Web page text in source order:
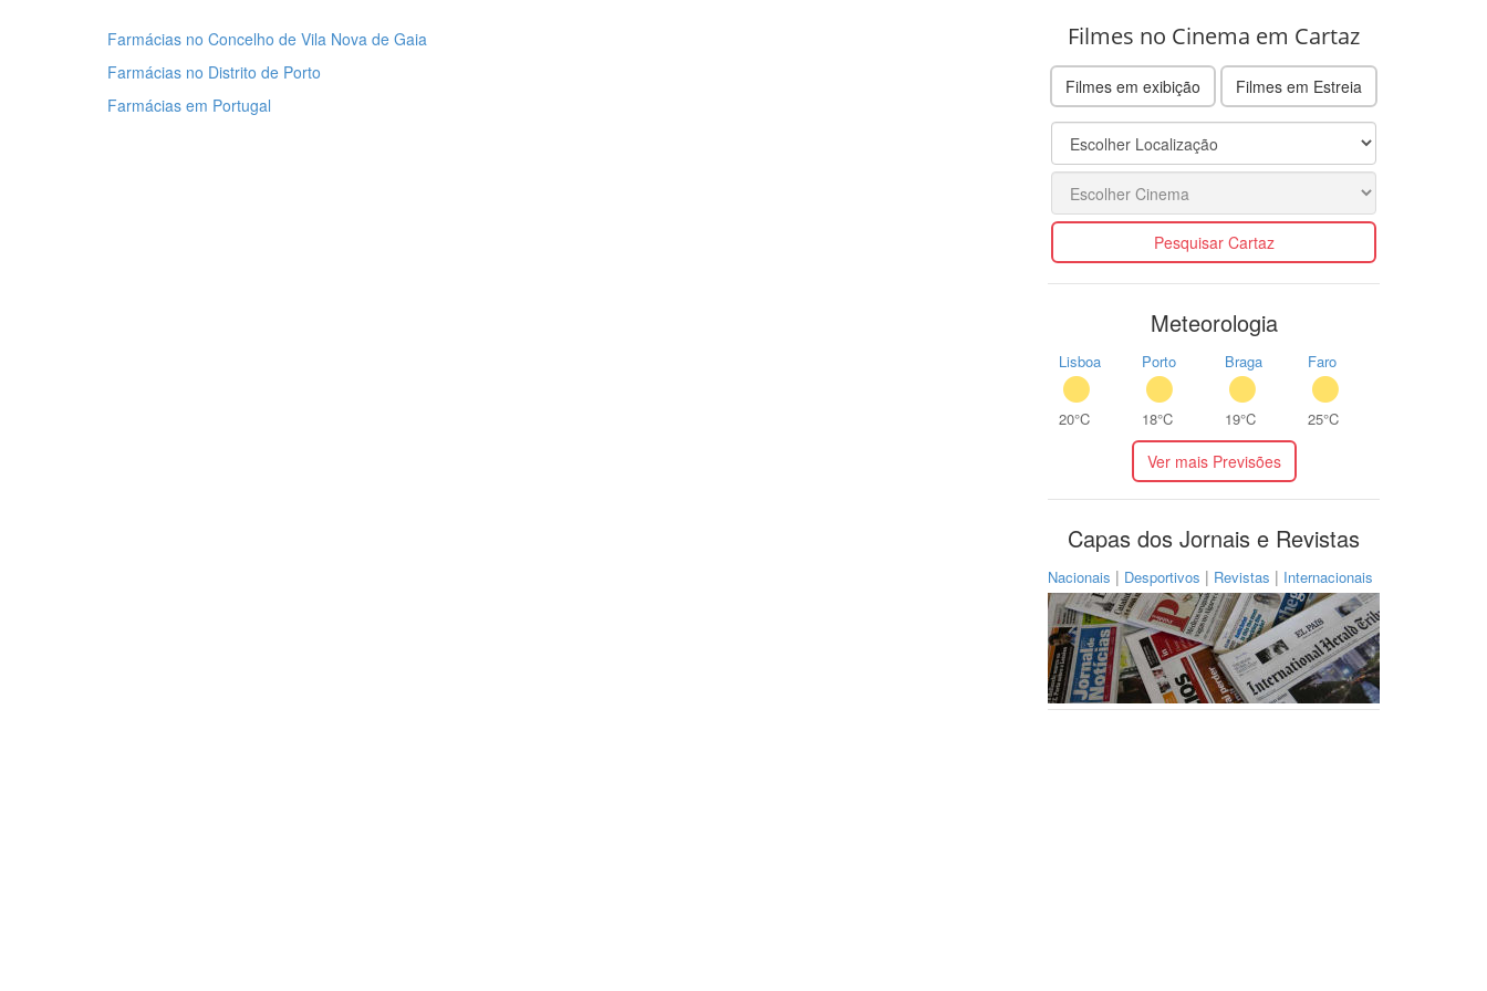
Farmácias no Concelho de Vila Nova de Gaia
Farmácias no Distrito de Porto
Farmácias em Portugal
Filmes no Cinema em Cartaz
Filmes em exibição Filmes em Estreia
Pesquisar Cartaz
Meteorologia
Lisboa
20°C
Porto
18°C
Braga
19°C
Faro
25°C
Ver mais Previsões
Capas dos Jornais e Revistas
Nacionais | Desportivos | Revistas | Internacionais